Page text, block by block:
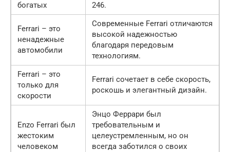
богатых
246.
Ferrari – это
ненадежные
автомобили
Современные Ferrari отличаются
высокой надежностью
благодаря передовым
технологиям.
Ferrari – это
только для
скорости
Ferrari сочетает в себе скорость,
роскошь и элегантный дизайн.
Enzo Ferrari был
жестоким
человеком
Энцо Феррари был
требовательным и
целеустремленным, но он
всегда заботился о своих